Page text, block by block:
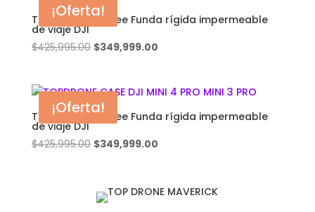
¡Oferta!
TOPDRONE Lekufee Funda rígida impermeable
de viaje DJI
$425,995.00 El
era:
$425,995.00.
$349,999.00El
es:
$349,999.00.
¡Oferta!
TOPDRONE Lekufee Funda rígida impermeable
de viaje DJI
$425,995.00 El
era:
$349,999.00El
es: